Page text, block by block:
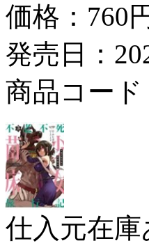
価格： 760
発売日：
商品コード
仕入元在庫